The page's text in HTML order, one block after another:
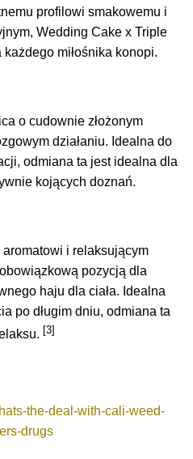
profilowi smakowemu i
Wedding Cake x Triple
miłośnika konopi.
o cudownie złożonym
działaniu. Idealna do
odmiana ta jest idealna dla
kojących doznań.
i relaksującym
pozycją dla
haju dla ciała. Idealna
po długim dniu, odmiana ta
[3]
the-deal-with-cali-weed-
drugs